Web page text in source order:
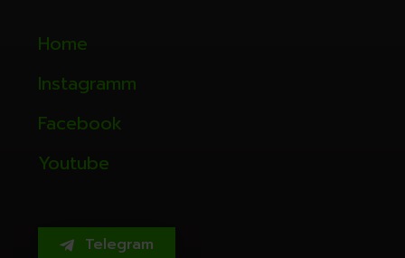
Home
Instagramm
Facebook
Youtube
Telegram